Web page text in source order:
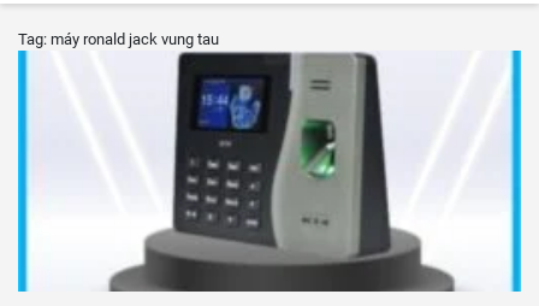
Tag: máy ronald jack vung tau